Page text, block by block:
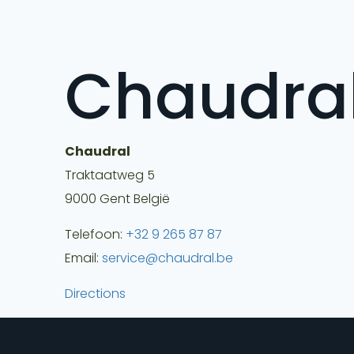
Chaudral
Traktaatweg 5
9000 GentBelgië
Telefoon: +32 9 265 87 87
Email: service@chaudral.be
Directions